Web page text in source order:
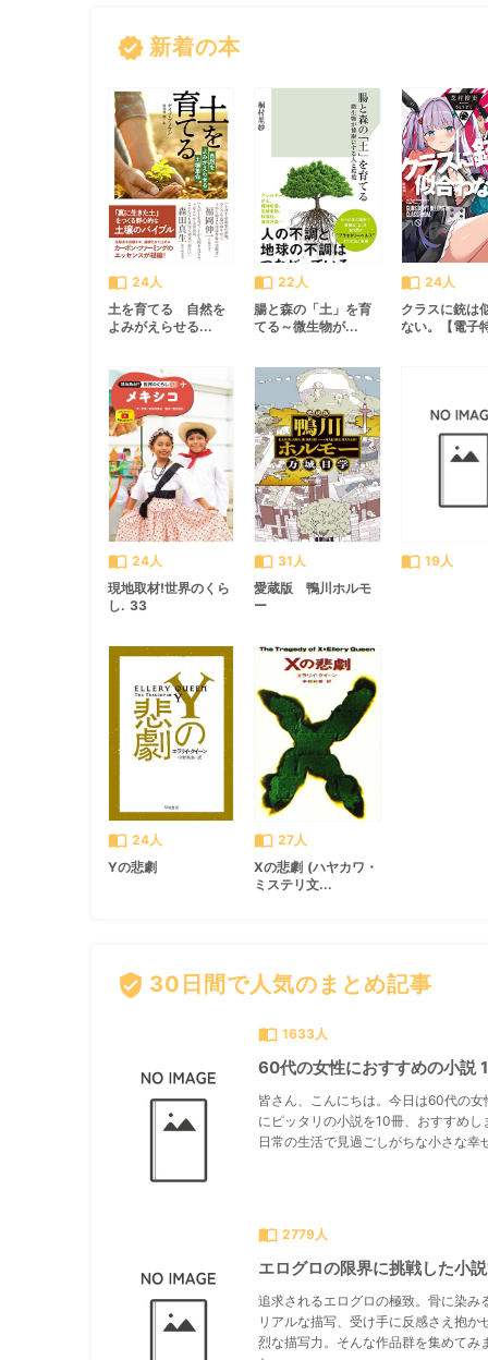
冊。すぐに誰かに話
したくなる、県境・
国境・飛び地に関す
るおもしろ雑学がこ
こに集結！！
verified 新着の本
import_contacts 24人
土を育てる 自然を
よみがえらせる...
import_contacts 22人
腸と森の「土」を育
てる～微生物が...
import_contacts 24人
クラスに銃は
ない。【電子
import_contacts 24人
現地取材!世界のくら
し. 33
import_contacts 31人
愛蔵版 鴨川ホルモ
ー
import_contacts 19人
import_contacts 24人
Yの悲劇
import_contacts 27人
Xの悲劇 (ハヤカワ・
ミステリ文...
verified_user 30日間で人気のまとめ記事
import_contacts 1633人
60代の女性におすすめの小説
皆さん、こんにちは。今日は60代の女
にピッタリの小説を10冊、おすすめし
日常の生活で見過ごしがちな小さな幸
import_contacts 2779人
エログロの限界に挑戦した小
追求されるエログロの極致。骨に染み
リアルな描写、受け手に反感さえ抱か
烈な描写力。そんな作品群を集めてみ